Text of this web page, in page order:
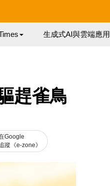
生成式AI與雲端應用
趕雀鳥
Google
蹤《e-zone》